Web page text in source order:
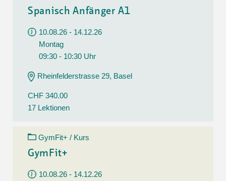
Spanisch Anfänger A1
10.08.26 - 14.12.26
Montag
09:30 - 10:30 Uhr
Rheinfelderstrasse 29, Basel
CHF 340.00
17 Lektionen
GymFit+ / Kurs
GymFit+
10.08.26 - 14.12.26